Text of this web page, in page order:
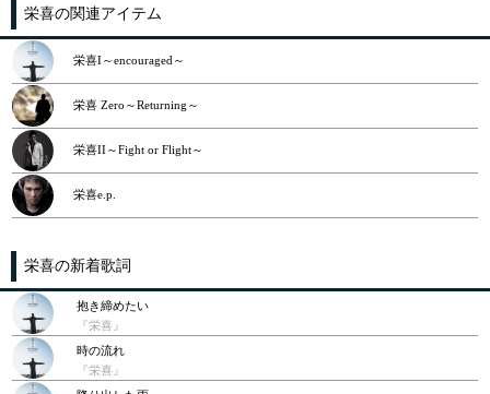
栄喜の関連アイテム
栄喜I～encouraged～
栄喜 Zero～Returning～
栄喜II～Fight or Flight～
栄喜e.p.
栄喜の新着歌詞
抱き締めたい
『栄喜』
時の流れ
『栄喜』